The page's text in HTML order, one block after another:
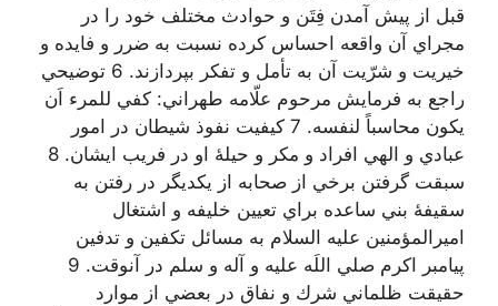
قبل از پيش آمدن فِتَن و حوادث مختلف خود را در
مجراي آن واقعه احساس كرده نسبت به ضرر و فايده و
خيريت و شرّيت آن به تأمل و تفكر بپردازند. 6 توضيحي
راجع به فرمايش مرحوم علّامه طهراني: كفي للمرء اَن
يكون محاسباً لنفسه. 7 كيفيت نفوذ شيطان در امور
عبادي و الهي افراد و مكر و حيلۀ او در فريب ايشان. 8
سبقت گرفتن برخي از صحابه از يكديگر در رفتن به
سقيفۀ بني ساعده براي تعيين خليفه و اشتغال
اميرالمؤمنين عليه السلام به مسائل تكفين و تدفين
پيامبر اكرم صلي اللَه عليه و آله و سلم‌ در آنوقت. 9
حقيقت ظلماني شرك و نفاق در بعضي از موارد